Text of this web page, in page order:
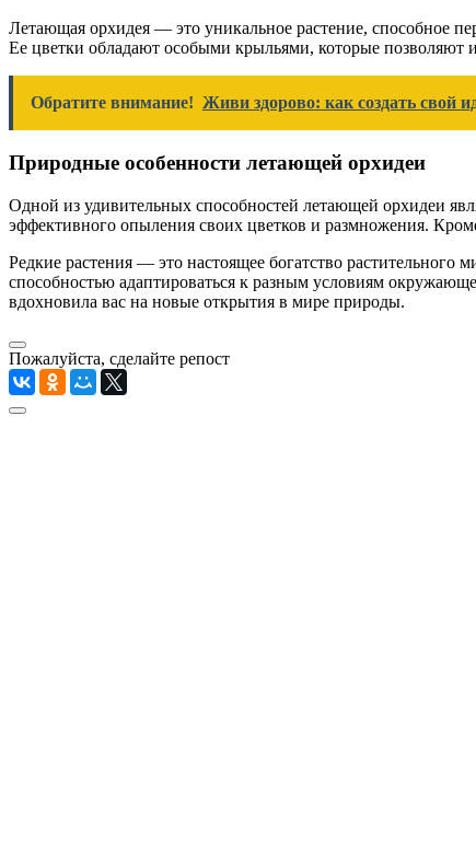
Летающая орхидея — это уникальное растение, способное
Ее цветки обладают особыми крыльями, которые позволяют
Обратите внимание! Живи здорово: как создать свой
Природные особенности летающей орхидеи
Одной из удивительных способностей летающей орхидеи
эффективного опыления своих цветков и размножения.
Редкие растения — это настоящее богатство
способностью адаптироваться к разным условиям
вдохновила вас на новые открытия в мире природы.
Пожалуйста, сделайте репост